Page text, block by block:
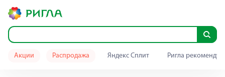
Акции Распродажа Яндекс Сплит Ригла